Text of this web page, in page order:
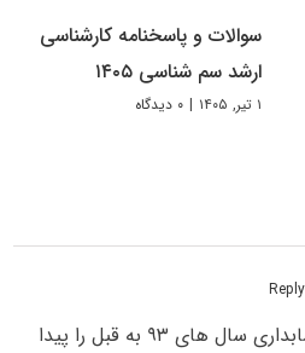
سوالات و پاسخنامه کارشناسی
ارشد سم شناسی ۱۴۰۵
۱ تیر, ۱۴۰۵ | ۰ دیدگاه
سلام ,من پاسخنامه های حسابداری سال های ۹۳ به قبل را پیدا